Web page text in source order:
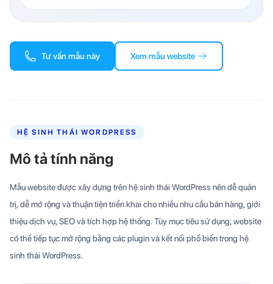
Tư vấn mẫu này Xem mẫu website
HỆ SINH THÁI WORDPRESS
Mô tả tính năng
Mẫu website được xây dựng trên hệ sinh thái WordPress nên dễ quản
trị, dễ mở rộng và thuận tiện triển khai cho nhiều nhu cầu bán hàng, giới
thiệu dịch vụ, SEO và tích hợp hệ thống. Tùy mục tiêu sử dụng, website
có thể tiếp tục mở rộng bằng các plugin và kết nối phổ biến trong hệ
sinh thái WordPress.